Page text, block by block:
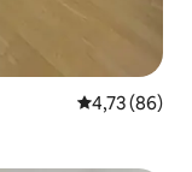
Prosečna
4,73 (86)